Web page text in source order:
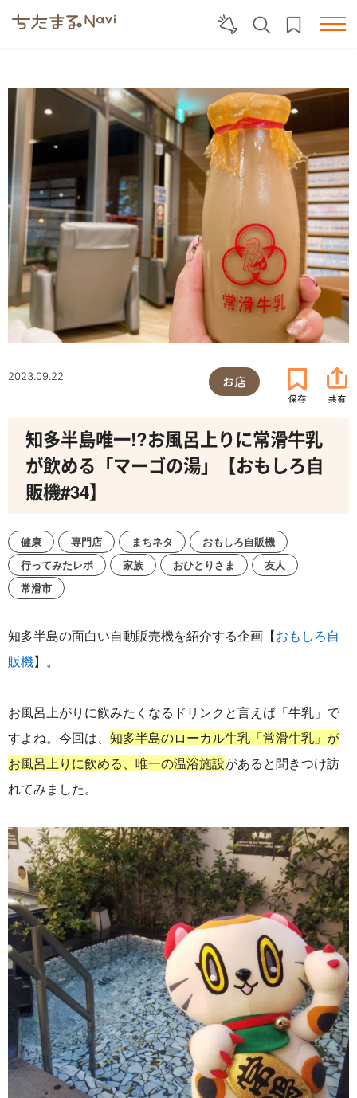
2023.09.22 お店
知多半島唯一!?お風呂上りに常滑牛乳
が飲める「マーゴの湯」【おもしろ自
販機#34】
健康 専門店 まちネタ
おもしろ自販機
行ってみたレポ
家族 おひとりさま
友人
常滑市
知多半島の面白い自動販売機を紹介する企画【おもしろ自
販機】。
お風呂上がりに飲みたくなるドリンクと言えば「牛乳」で
すよね。今回は、 知多半島のローカル牛乳「常滑牛乳」が
お風呂上りに飲める、唯一の温浴施設があると聞きつけ訪
れてみました。